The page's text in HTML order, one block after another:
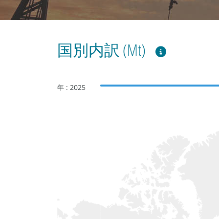
国別内訳 (Mt)
年 : 2025